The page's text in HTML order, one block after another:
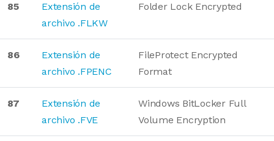
85
Extensión de
archivo .FLKW
Folder Lock Encrypted
86
Extensión de
archivo .FPENC
FileProtect Encrypted
Format
87
Extensión de
archivo .FVE
Windows BitLocker Full
Volume Encryption